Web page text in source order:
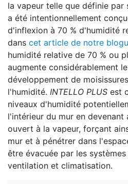
la vapeur telle que définie par
a été intentionnellement
d'inflexion à 70 % d'humidité
dans cet article de notre
humidité relative de 70 % ou
augmente considérablement
développement de
l'humidité. INTELLO PLUS est
niveaux d'humidité
l'intérieur du mur en devenant
ouvert à la vapeur, forçant
mur et à pénétrer dans
être évacuée par les
ventilation et climatisation.